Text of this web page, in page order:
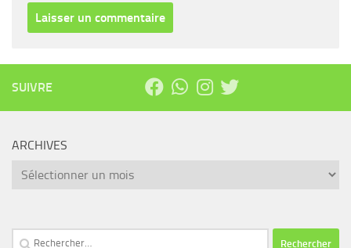
SUIVRE
ARCHIVES
Archives
Rechercher :